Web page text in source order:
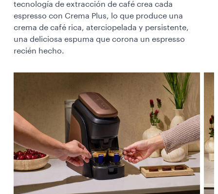
tecnología de extracción de café crea cada
espresso con Crema Plus, lo que produce una
crema de café rica, aterciopelada y persistente,
una deliciosa espuma que corona un espresso
recién hecho.